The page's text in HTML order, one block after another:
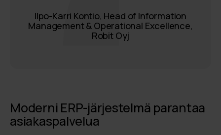
Ilpo-Karri Kontio, Head of Information
Management & Operational Excellence,
Robit Oyj
Moderni ERP-järjestelmä parantaa
asiakaspalvelua